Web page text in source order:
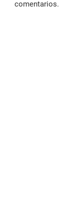
comentarios.